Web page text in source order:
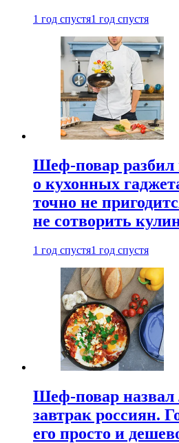
1 год спустя1 год спустя
Шеф-повар
о кухонных
точно не
не сотворить
1 год спустя1 год спустя
Шеф-повар
завтрак россиян.
его просто и